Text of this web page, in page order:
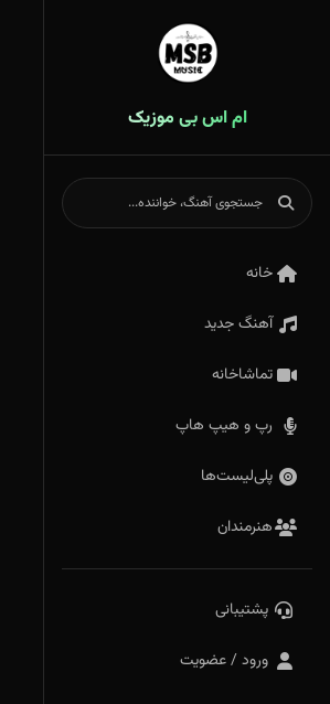
ام اس بی موزیک
خانه
آهنگ جدید
تماشاخانه
رپ و هیپ هاپ
پلی‌لیست‌ها
هنرمندان
پشتیبانی
ورود / عضویت